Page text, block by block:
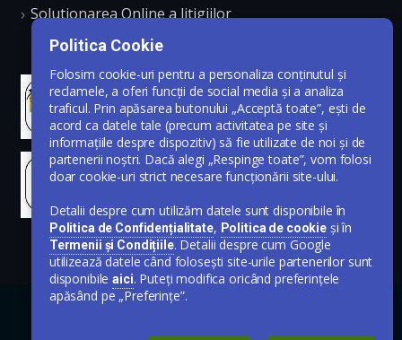
Solutionarea Online a litigiilor
Politica Cookie
Folosim cookie-uri pentru a personaliza conținutul și
reclamele, a oferi funcții de social media și a analiza
traficul. Prin apăsarea butonului „Acceptă toate”, ești de
acord ca datele tale (precum activitatea pe site și
informațiile despre dispozitiv) să fie utilizate de noi și de
partenerii noștri. Dacă alegi „Respinge toate”, vom folosi
doar cookie-uri strict necesare funcționării site-ului.
Detalii despre cum utilizăm datele sunt disponibile în
Politica de Confidențialitate, Politica de cookieși în
Termenii și Condițiile. Detalii despre cum Google
utilizează datele când folosești site-urile partenerilor sunt
disponibileaici. Puteți modifica oricând preferințele
apăsând pe „Preferințe”.